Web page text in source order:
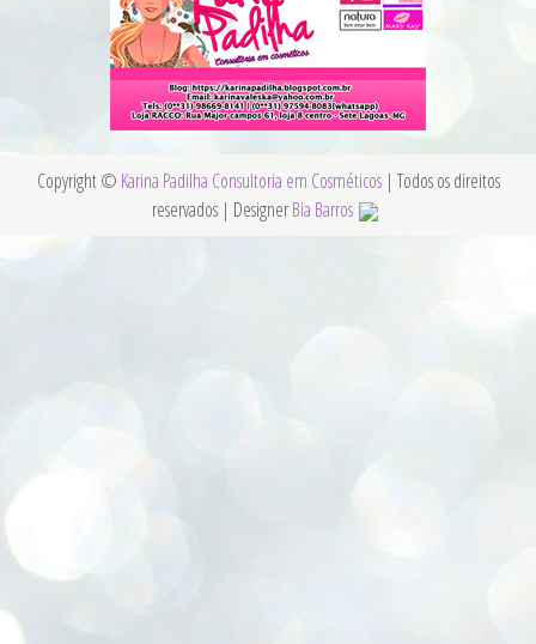
Copyright © Karina Padilha Consultoria em Cosméticos | Todos os direitos
reservados | DesignerBia Barros